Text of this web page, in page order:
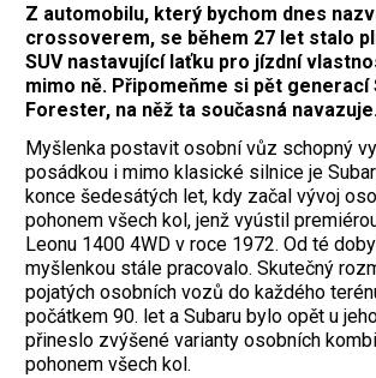
Z automobilu, který bychom dnes
crossoverem, se během 27 let stalo
SUV nastavující laťku pro jízdní
mimo ně. Připomeňme si pět generací
Forester, na něž ta současná navazuje.
Myšlenka postavit osobní vůz schopný
posádkou i mimo klasické silnice je
konce šedesátých let, kdy začal vývoj
pohonem všech kol, jenž vyústil
Leonu 1400 4WD v roce 1972. Od té
myšlenkou stále pracovalo. Skutečný
pojatých osobních vozů do každého
počátkem 90. let a Subaru bylo opět u
přineslo zvýšené varianty osobních
pohonem všech kol.